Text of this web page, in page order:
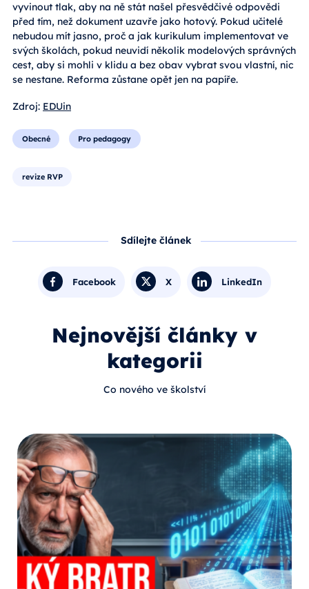
vyvinout tlak, aby na ně stát našel přesvědčivé odpovědi
před tím, než dokument uzavře jako hotový. Pokud učitelé
nebudou mít jasno, proč a jak kurikulum implementovat ve
svých školách, pokud neuvidí několik modelových správných
cest, aby si mohli v klidu a bez obav vybrat svou vlastní, nic
se nestane. Reforma zůstane opět jen na papíře.
Zdroj: EDUin
Obecné Pro pedagogy
revize RVP
Sdílejte článek
Facebook X LinkedIn
Nejnovější články v
kategorii
Co nového ve školství